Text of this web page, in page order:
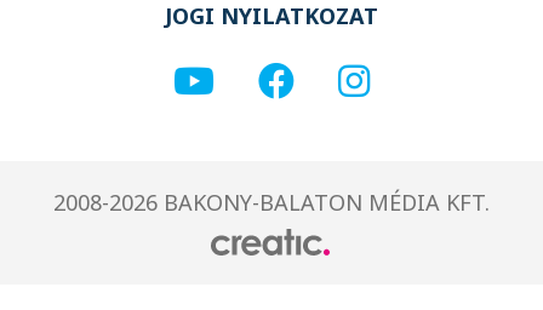
JOGI NYILATKOZAT
2008-2026 BAKONY-BALATON MÉDIA KFT.